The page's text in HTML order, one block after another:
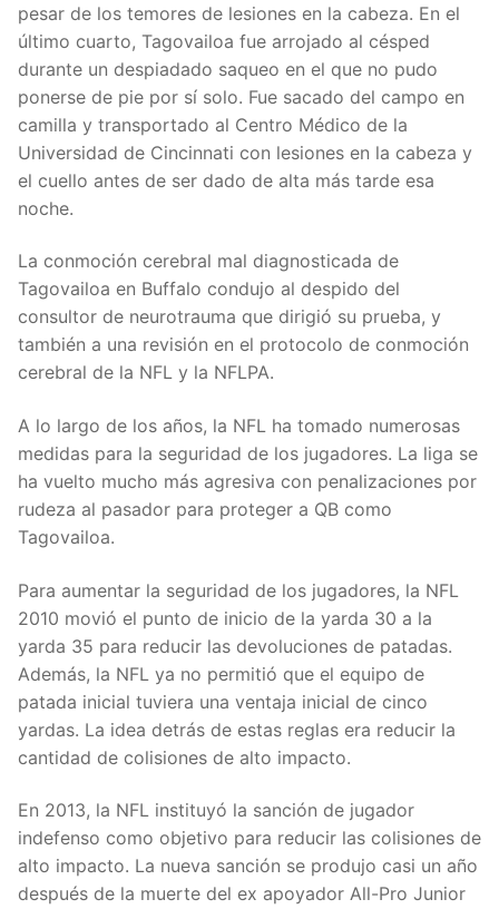
pesar de los temores de lesiones en la cabeza. En el
último cuarto, Tagovailoa fue arrojado al césped
durante un despiadado saqueo en el que no pudo
ponerse de pie por sí solo. Fue sacado del campo en
camilla y transportado al Centro Médico de la
Universidad de Cincinnati con lesiones en la cabeza y
el cuello antes de ser dado de alta más tarde esa
noche.
La conmoción cerebral mal diagnosticada de
Tagovailoa en Buffalo condujo al despido del
consultor de neurotrauma que dirigió su prueba, y
también a una revisión en el protocolo de conmoción
cerebral de la NFL y la NFLPA.
A lo largo de los años, la NFL ha tomado numerosas
medidas para la seguridad de los jugadores. La liga se
ha vuelto mucho más agresiva con penalizaciones por
rudeza al pasador para proteger a QB como
Tagovailoa.
Para aumentar la seguridad de los jugadores, la NFL
2010 movió el punto de inicio de la yarda 30 a la
yarda 35 para reducir las devoluciones de patadas.
Además, la NFL ya no permitió que el equipo de
patada inicial tuviera una ventaja inicial de cinco
yardas. La idea detrás de estas reglas era reducir la
cantidad de colisiones de alto impacto.
En 2013, la NFL instituyó la sanción de jugador
indefenso como objetivo para reducir las colisiones de
alto impacto. La nueva sanción se produjo casi un año
después de la muerte del ex apoyador All-Pro Junior